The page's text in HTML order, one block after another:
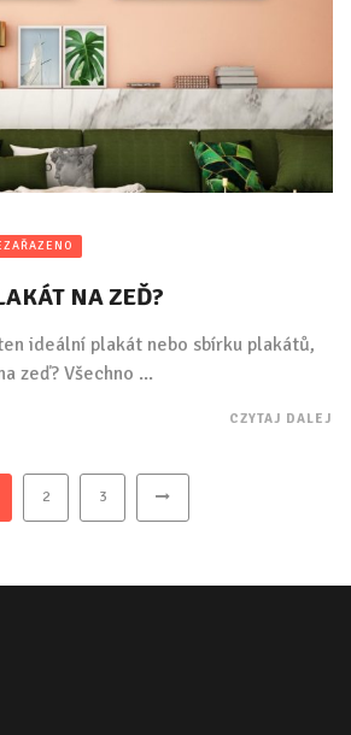
NA ZEĎ?
ideální plakát nebo sbírku plakátů,
zeď? Všechno ...
CZYTAJ DALEJ
2 3